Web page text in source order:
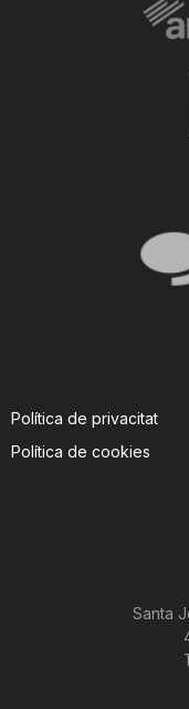
Política de privacitat
Política de cookies
Santa